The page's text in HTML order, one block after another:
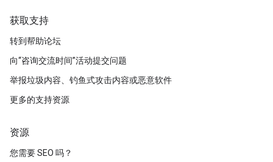
获取支持
转到帮助论坛
向“咨询交流时间”活动提交问题
举报垃圾内容、钓鱼式攻击内容或恶意软件
更多的支持资源
资源
您需要 SEO 吗？